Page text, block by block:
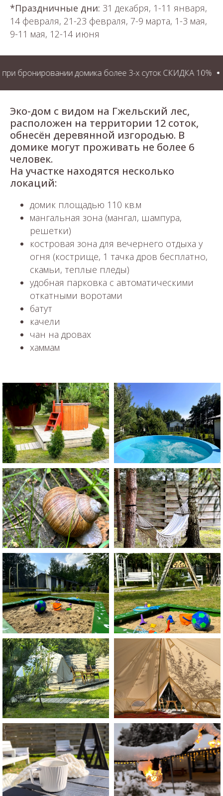
*Праздничные дни: 31 декабря, 1-11 января,
14 февраля, 21-23 февраля, 7-9 марта, 1-3 мая,
9-11 мая, 12-14 июня
домика более 3-х суток СКИДКА 10% В
Эко-дом с видом на Гжельский лес,
расположен на территории 12 соток,
обнесён деревянной изгородью. В
домике могут проживать не более 6
человек.
На участке находятся несколько
локаций:
домик площадью 110 кв.м
мангальная зона (мангал, шампура,
решетки)
костровая зона для вечернего отдыха у
огня (кострище, 1 тачка дров бесплатно,
скамьи, теплые пледы)
удобная парковка с автоматическими
откатными воротами
батут
качели
чан на дровах
хаммам